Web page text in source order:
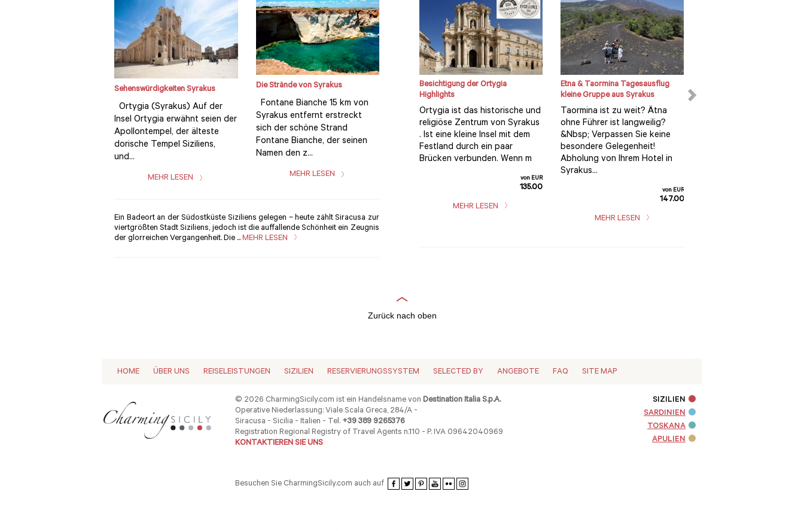
Sehenswürdigkeiten Syrakus
Ortygia (Syrakus) Auf der
Insel Ortygia erwähnt seien der
Apollontempel, der älteste
dorische Tempel Siziliens,
und...
MEHR LESEN
Die Strände von Syrakus
Fontane Bianche 15 km von
Syrakus entfernt erstreckt
sich der schöne Strand
Fontane Bianche, der seinen
Namen den z...
MEHR LESEN
Ein Badeort an der Südostküste Siziliens gelegen – heute zählt Siracusa zur
viertgrößten Stadt Siziliens, jedoch ist die auffallende Schönheit ein Zeugnis
der glorreichen Vergangenheit. Die ... MEHR LESEN
Besichtigung der Ortygia
Highlights
Ortygia ist das historische und
religiöse Zentrum von Syrakus
. Ist eine kleine Insel mit dem
Festland durch ein paar
Brücken verbunden. Wenn m
von EUR
135.00
MEHR LESEN
Etna & Taormina Tagesausflug
kleine Gruppe aus Syrakus
Taormina ist zu weit? Ätna
ohne Führer ist langweilig?
&Nbsp; Verpassen Sie keine
besondere Gelegenheit!
Abholung von Ihrem Hotel in
Syrakus...
von EUR
147.00
MEHR LESEN
Zurück nach oben
HOME ÜBER UNS REISELEISTUNGEN SIZILIEN RESERVIERUNGSSYSTEM SELECTED BY ANGEBOTE FAQ SITE MAP
© 2026 CharmingSicily.com ist ein Handelsname vonDestination Italia S.p.A.
Operative Niederlassung: Viale Scala Greca, 284/A -
Siracusa - Sicilia - Italien - Tel. +39 389 9265376
Registration Regional Registry of Travel Agents n.110 - P. IVA 09642040969
KONTAKTIEREN SIE UNS
Besuchen Sie CharmingSicily.com auch auf
SIZILIEN
SARDINIEN
TOSKANA
APULIEN